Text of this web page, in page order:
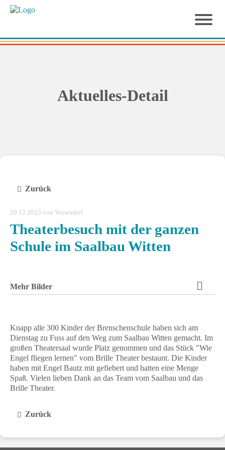
Aktuelles-Detail
Zurück
20.12.2023 von Voswinkel
Theaterbesuch mit der ganzen
Schule im Saalbau Witten
Mehr Bilder
Knapp alle 300 Kinder der Brenschenschule haben sich am
Dienstag zu Fuss auf den Weg zum Saalbau Witten gemacht. Im
großen Theatersaal wurde Platz genommen und das Stück "Wie
Engel fliegen lernen" vom Brille Theater bestaunt. Die Kinder
haben mit Engel Bautz mit gefiebert und hatten eine Menge
Spaß. Vielen lieben Dank an das Team vom Saalbau und das
Brille Theater.
Zurück